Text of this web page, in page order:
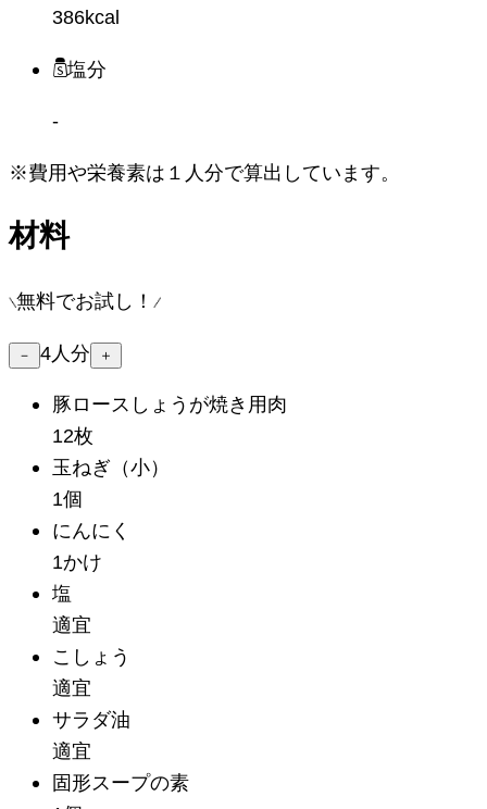
386kcal
塩分
-
※費用や栄養素は １人分で算出しています。
材料
無料でお試し！
－ 4人分 ＋
豚ロースしょうが焼き用肉
12枚
玉ねぎ （小）
1個
にんにく
1かけ
塩
適宜
こしょう
適宜
サラダ油
適宜
固形スープの素